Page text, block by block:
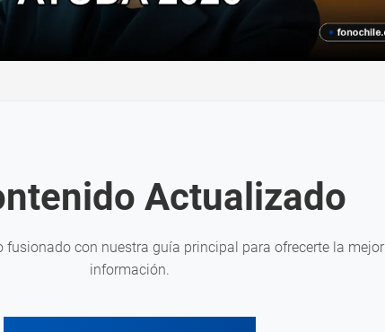
Actualizado
fusionado con nuestra guía principal para ofrecerte la mejor
información.